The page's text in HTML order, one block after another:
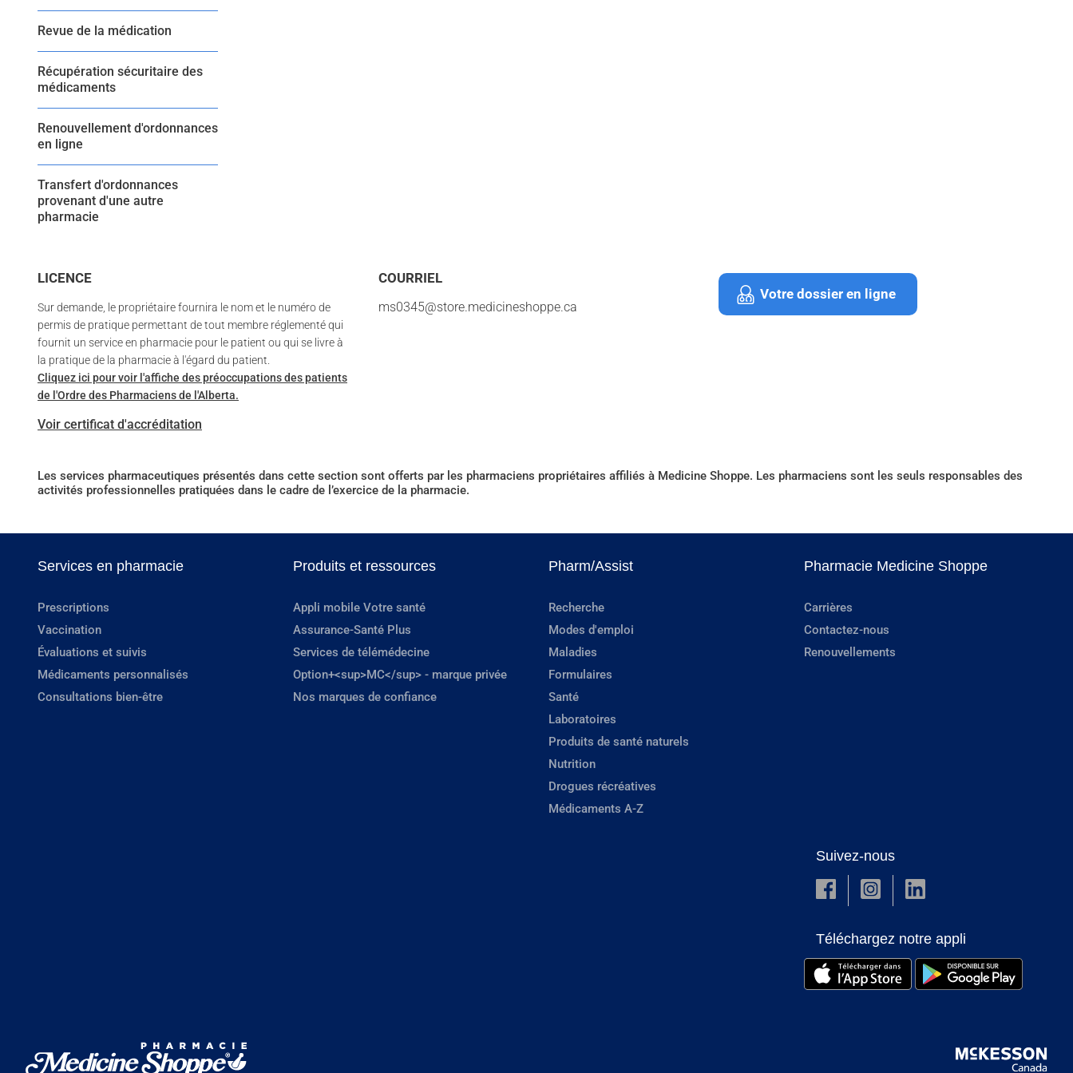
Revue de la médication
Récupération sécuritaire des
médicaments
Renouvellement d'ordonnances
en ligne
Transfert d'ordonnances
provenant d'une autre
pharmacie
LICENCE
Sur demande, le propriétaire fournira le nom et le numéro de
permis de pratique permettant de tout membre réglementé qui
fournit un service en pharmacie pour le patient ou qui se livre à
la pratique de la pharmacie à l'égard du patient.
Cliquez ici pour voir l'affiche des préoccupations des patients
de l'Ordre des Pharmaciens de l'Alberta.
Voir certificat d'accréditation
COURRIEL
ms0345@store.medicineshoppe.ca
Votre dossier en ligne
Les services pharmaceutiques présentés dans cette section sont offerts par les pharmaciens propriétaires affiliés à Medicine Shoppe. Les pharmaciens sont les seuls responsables des
activités professionnelles pratiquées dans le cadre de l’exercice de la pharmacie.
Services en pharmacie
Prescriptions
Vaccination
Évaluations et suivis
Médicaments personnalisés
Consultations bien-être
Produits et ressources
Appli mobile Votre santé
Assurance-Santé Plus
Services de télémédecine
Option+<sup>MC</sup> - marque privée
Nos marques de confiance
Pharm/Assist
Recherche
Modes d'emploi
Maladies
Formulaires
Santé
Laboratoires
Produits de santé naturels
Nutrition
Drogues récréatives
Médicaments A-Z
Pharmacie Medicine Shoppe
Carrières
Contactez-nous
Renouvellements
Suivez-nous
Téléchargez notre appli